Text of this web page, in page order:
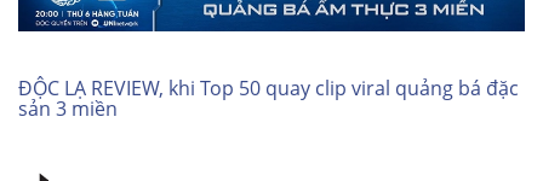
ĐỘC LẠ REVIEW, khi Top 50 quay clip viral quảng bá đặc
sản 3 miền